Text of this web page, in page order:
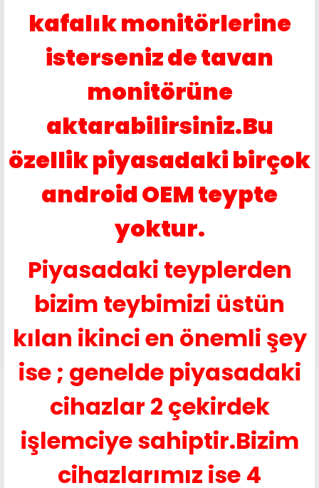
kafalık monitörlerine
isterseniz de tavan
monitörüne
aktarabilirsiniz.Bu
özellik piyasadaki birçok
android OEM teypte
yoktur.
Piyasadaki teyplerden
bizim teybimizi üstün
kılan ikinci en önemli şey
ise ; genelde piyasadaki
cihazlar 2 çekirdek
işlemciye sahiptir.Bizim
cihazlarımız ise 4